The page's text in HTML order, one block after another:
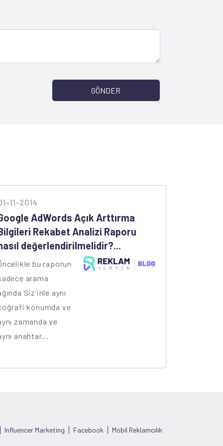
GÖNDER
11-2014
AdWords Açık Arttırma
Rekabet Analizi Raporu
değerlendirilmelidir?...
bu raporun
arama
Siz’inle aynı
konumda ve
zamanda ve
anahtar...
Influencer Marketing Facebook Mobil Reklamcılık